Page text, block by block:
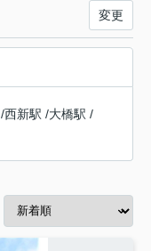
変更
/西新駅 /大橋駅 /